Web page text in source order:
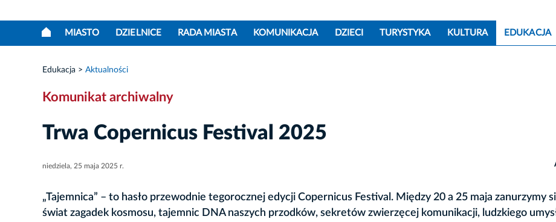
MIASTO DZIELNICE RADA MIASTA KOMUNIKACJA DZIECI TURYSTYKA KULTURA EDUKACJA
Edukacja Aktualności
Komunikat archiwalny
Trwa Copernicus Festival 2025
niedziela, 25 maja 2025 r.
„Tajemnica” – to hasło przewodnie tegorocznej edycji Copernicus Festival. Między 20 a 25 maja zanurzymy
świat zagadek kosmosu, tajemnic DNA naszych przodków, sekretów zwierzęcej komunikacji, ludzkiego